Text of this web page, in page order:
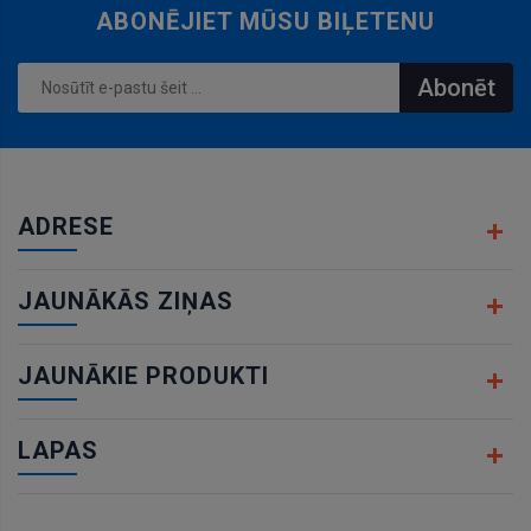
ABONĒJIET MŪSU BIĻETENU
Abonēt
ADRESE
JAUNĀKĀS ZIŅAS
JAUNĀKIE PRODUKTI
LAPAS